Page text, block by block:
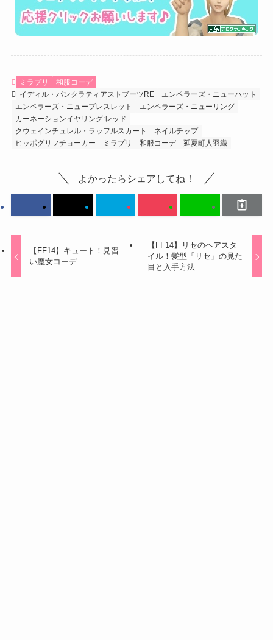
ミラプリ
和服コーデ
イディル・パンクラティアストブーツRE
エンペラーズ・ニューハット
エンペラーズ・ニューブレスレット
エンペラーズ・ニューリング
カーネーションイヤリング:レッド
クウェインチュレル・ラッフルスカート
ネイルチップ
ヒッポグリフチョーカー
ミラプリ 和服コーデ 延夏町人羽織
よかったらシェアしてね！
【FF14】キュート！見習
い魔女コーデ
【FF14】リセのヘアスタ
イル！髪型「リセ」の見た
目と入手方法